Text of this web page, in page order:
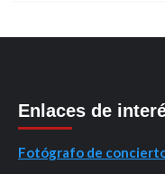
Enlaces de
Fotógrafo de